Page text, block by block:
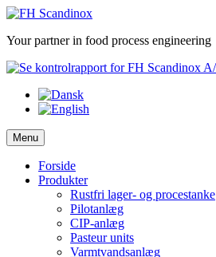
Skip
content
Your partner in food process engineering
Menu
Forside
Produkter
Rustfri lager- og procestanke
Pilotanlæg
CIP-anlæg
Pasteur units
Varmtvandsanlæg